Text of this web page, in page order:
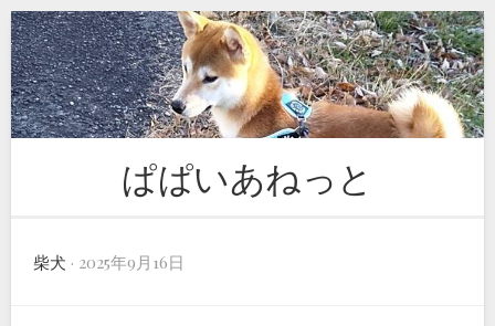
Skip
to
content
ぱぱいあねっと
柴犬 · 2025年9月16日